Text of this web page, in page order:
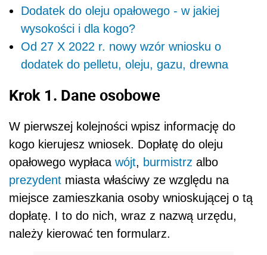
Dodatek do oleju opałowego - w jakiej
wysokości i dla kogo?
Od 27 X 2022 r. nowy wzór wniosku o
dodatek do pelletu, oleju, gazu, drewna
Krok 1. Dane osobowe
W pierwszej kolejności wpisz informację do
kogo kierujesz wniosek. Dopłatę do oleju
opałowego wypłaca wójt, burmistrz albo
prezydent miasta właściwy ze względu na
miejsce zamieszkania osoby wnioskującej o tą
dopłatę. I to do nich, wraz z nazwą urzędu,
należy kierować ten formularz.